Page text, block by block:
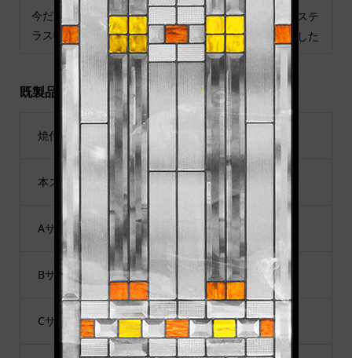
今だけ！既製品ステンドグ
ラス特価SALE
玄関ドアのガラスを、ステ
ンドグラスに交換しました
既製品・セミオーダー
焼付ステンドグラス セミオーダー
本ステンドグラス 即納 既製品
Aサイズ：幅480mm×高913mm
Bサイズ：幅480mm×高1625mm
Cサイズ：幅289mm×高927mm